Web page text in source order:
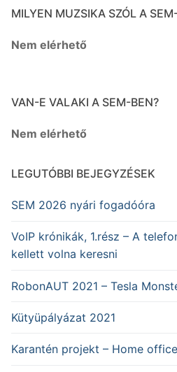
MILYEN MUZSIKA SZÓL A
Nem elérhető
VAN-E VALAKI A SEM-BEN?
Nem elérhető
LEGUTÓBBI BEJEGYZÉSEK
SEM 2026 nyári fogadóóra
VoIP krónikák, 1.rész – A
kellett volna keresni
RobonAUT 2021 – Tesla
Kütyüpályázat 2021
Karantén projekt – Home